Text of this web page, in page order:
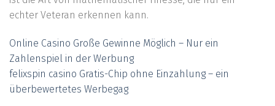
echter Veteran erkennen kann.
Online Casino Große Gewinne Möglich – Nur ein
Zahlenspiel in der Werbung
felixspin casino Gratis-Chip ohne Einzahlung – ein
überbewertetes Werbegag